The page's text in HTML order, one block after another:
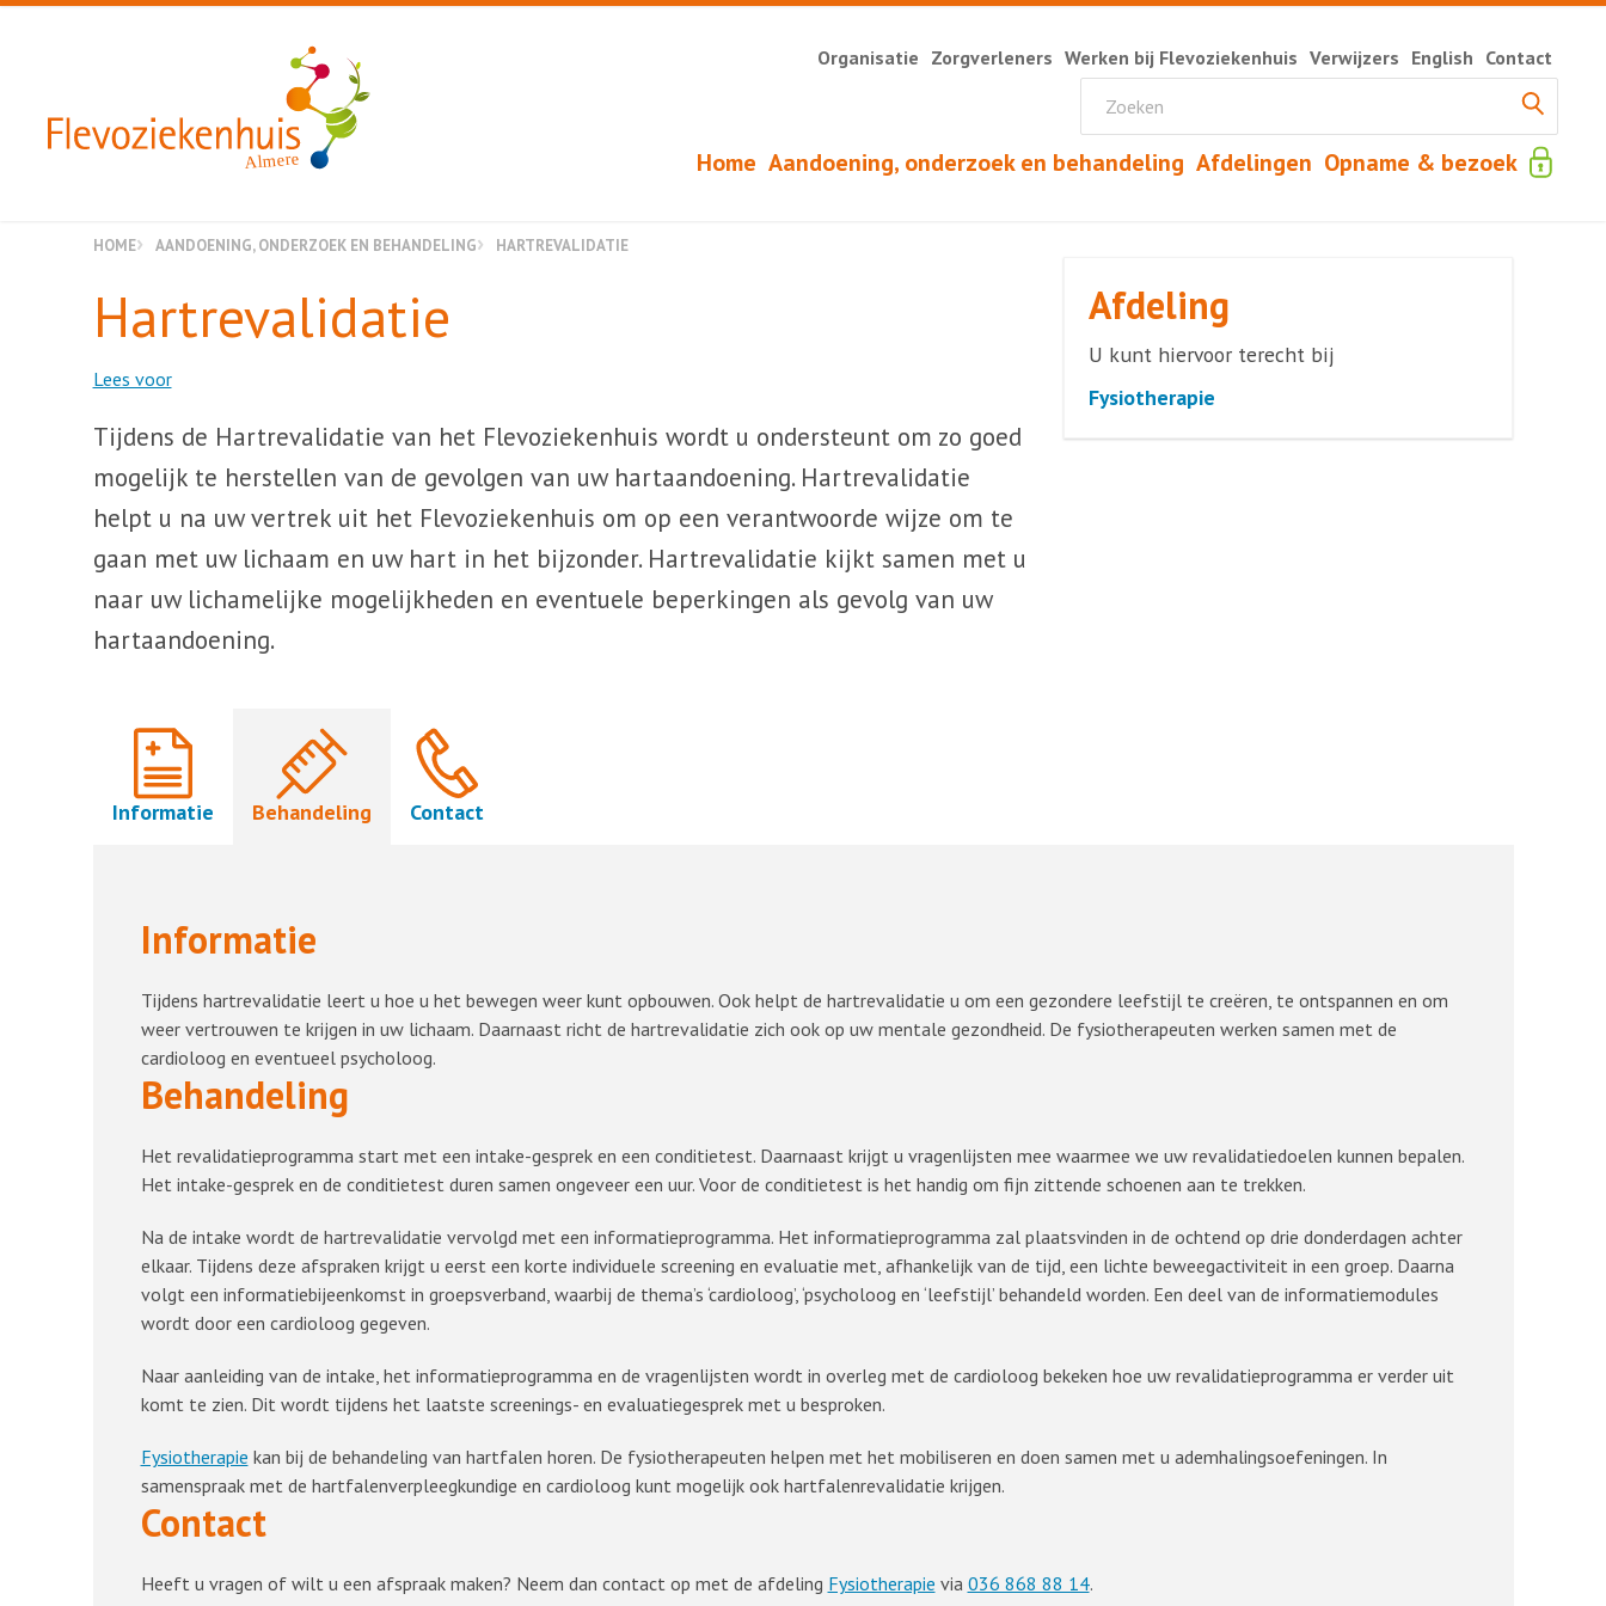
Almere Home Aandoening, onderzoek en behandeling Afdelingen Opname & bezoek
Organisatie Zorgverleners Werken bij Flevoziekenhuis Verwijzers English Contact
HOME AANDOENING, ONDERZOEK EN BEHANDELING HARTREVALIDATIE
Hartrevalidatie
Lees voor
Tijdens de Hartrevalidatie van het Flevoziekenhuis wordt u ondersteunt om zo goed
mogelijk te herstellen van de gevolgen van uw hartaandoening. Hartrevalidatie
helpt u na uw vertrek uit het Flevoziekenhuis om op een verantwoorde wijze om te
gaan met uw lichaam en uw hart in het bijzonder. Hartrevalidatie kijkt samen met u
naar uw lichamelijke mogelijkheden en eventuele beperkingen als gevolg van uw
hartaandoening.
Afdeling
U kunt hiervoor terecht bij
Fysiotherapie
Informatie Behandeling Contact
Informatie
Tijdens hartrevalidatie leert u hoe u het bewegen weer kunt opbouwen. Ook helpt de hartrevalidatie u om een gezondere leefstijl te creëren, te ontspannen en om
weer vertrouwen te krijgen in uw lichaam. Daarnaast richt de hartrevalidatie zich ook op uw mentale gezondheid. De fysiotherapeuten werken samen met de
cardioloog en eventueel psycholoog.
Behandeling
Het revalidatieprogramma start met een intake-gesprek en een conditietest. Daarnaast krijgt u vragenlijsten mee waarmee we uw revalidatiedoelen kunnen bepalen.
Het intake-gesprek en de conditietest duren samen ongeveer een uur. Voor de conditietest is het handig om fijn zittende schoenen aan te trekken.
Na de intake wordt de hartrevalidatie vervolgd met een informatieprogramma. Het informatieprogramma zal plaatsvinden in de ochtend op drie donderdagen achter
elkaar. Tijdens deze afspraken krijgt u eerst een korte individuele screening en evaluatie met, afhankelijk van de tijd, een lichte beweegactiviteit in een groep. Daarna
volgt een informatiebijeenkomst in groepsverband, waarbij de thema’s ‘cardioloog’, ‘psycholoog en ‘leefstijl’ behandeld worden. Een deel van de informatiemodules
wordt door een cardioloog gegeven.
Naar aanleiding van de intake, het informatieprogramma en de vragenlijsten wordt in overleg met de cardioloog bekeken hoe uw revalidatieprogramma er verder uit
komt te zien. Dit wordt tijdens het laatste screenings- en evaluatiegesprek met u besproken.
Fysiotherapie kan bij de behandeling van hartfalen horen. De fysiotherapeuten helpen met het mobiliseren en doen samen met u ademhalingsoefeningen. In
samenspraak met de hartfalenverpleegkundige en cardioloog kunt mogelijk ook hartfalenrevalidatie krijgen.
Contact
Heeft u vragen of wilt u een afspraak maken? Neem dan contact op met de afdeling Fysiotherapie via 036 868 88 14.